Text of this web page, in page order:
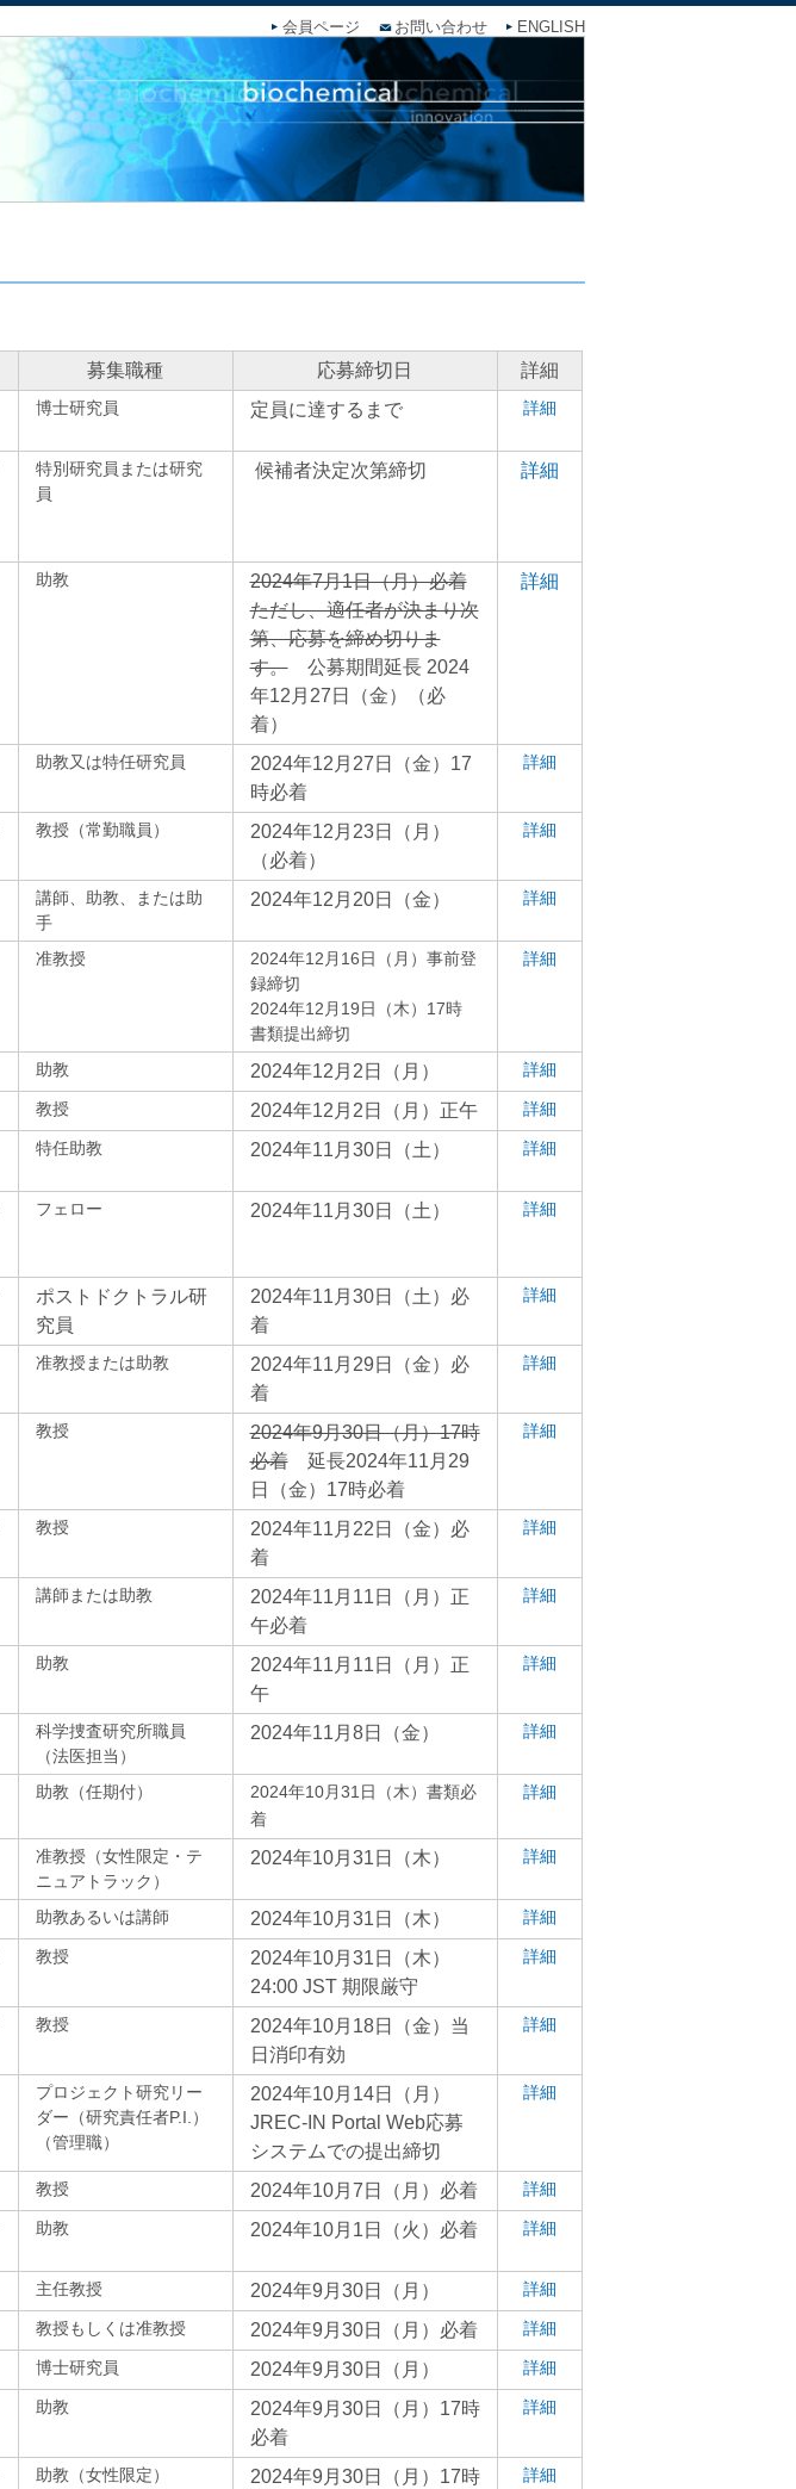
会員ページ お問い合わせ ENGLISH
募集職種 応募締切日 詳細
博士研究員 定員に達するまで 詳細
特別研究員または研究
員
候補者決定次第締切 詳細
助教
2024年7月1日（月）必着
ただし、適任者が決まり次
第、応募を締め切りま
す。公募期間延長 2024
年12月27日（金）（必
着）
詳細
助教又は特任研究員
2024年12月27日（金）17
時必着
詳細
教授（常勤職員）
2024年12月23日（月）
（必着）
詳細
講師、助教、または助
手
2024年12月20日（金） 詳細
准教授
2024年12月16日（月）事前登
録締切
2024年12月19日（木）17時
書類提出締切
詳細
助教 2024年12月2日（月） 詳細
教授 2024年12月2日（月）正午 詳細
特任助教 2024年11月30日（土） 詳細
フェロー 2024年11月30日（土） 詳細
ポストドクトラル研
究員
2024年11月30日（土）必
着
詳細
准教授または助教
2024年11月29日（金）必
着
詳細
教授
2024年9月30日（月）17時
必着延長2024年11月29
日（金）17時必着
詳細
教授
2024年11月22日（金）必
着
詳細
講師または助教
2024年11月11日（月）正
午必着
詳細
助教
2024年11月11日（月）正
午
詳細
科学捜査研究所職員
（法医担当）
2024年11月8日（金） 詳細
助教（任期付）
2024年10月31日（木）書類必
着
詳細
准教授（女性限定・テ
ニュアトラック）
2024年10月31日（木） 詳細
助教あるいは講師 2024年10月31日（木） 詳細
教授
2024年10月31日（木）
24:00 JST 期限厳守
詳細
教授
2024年10月18日（金）当
日消印有効
詳細
プロジェクト研究リー
ダー（研究責任者P.I.）
（管理職）
2024年10月14日（月）
JREC-IN Portal Web応募
システムでの提出締切
詳細
教授 2024年10月7日（月）必着 詳細
助教 2024年10月1日（火）必着 詳細
主任教授 2024年9月30日（月） 詳細
教授もしくは准教授 2024年9月30日（月）必着 詳細
博士研究員 2024年9月30日（月） 詳細
助教
2024年9月30日（月）17時
必着
詳細
助教（女性限定） 2024年9月30日（月）17時 詳細